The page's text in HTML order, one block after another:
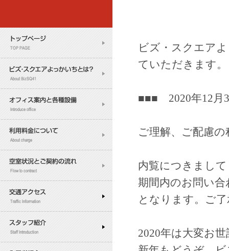
ビズ・スクエア
ていただきます。
■■■ 2020年12月
ご理解、ご配慮
内覧につきまし
期間内のお問い
となります。ご
2020年は大変お